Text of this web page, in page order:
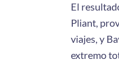
El
Pliant,
viajes, y
extremo